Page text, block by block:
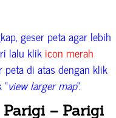
geser peta agar lebih
lalu klik icon merah
peta di atas dengan klik
view larger map“.
– Parigi